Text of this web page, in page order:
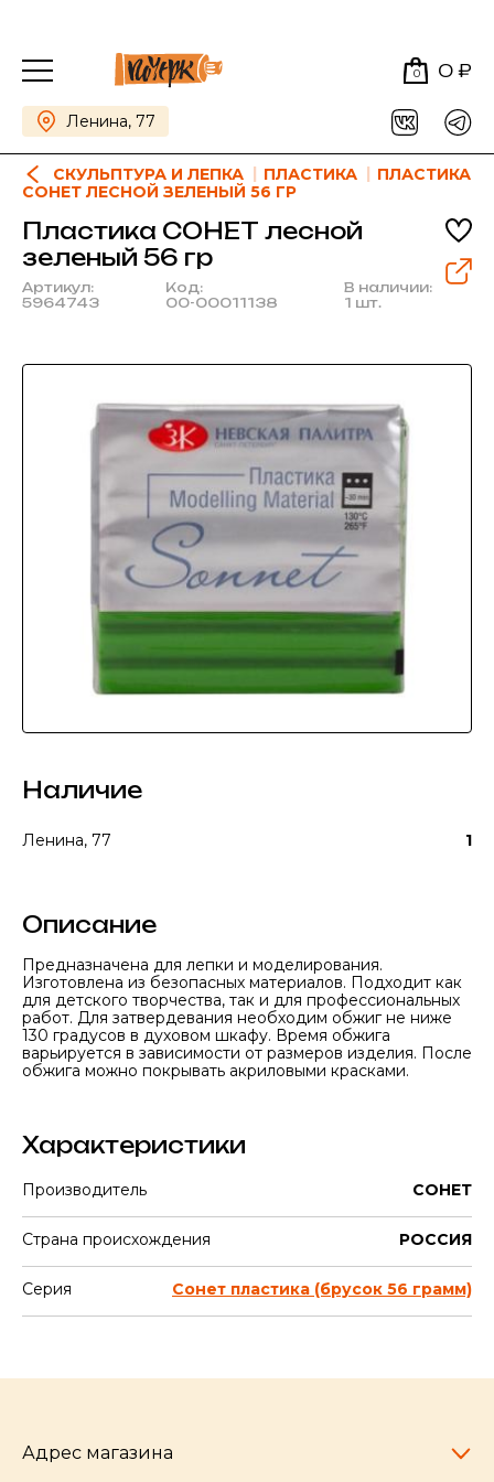
0 0 ₽
Ленина, 77
СКУЛЬПТУРА И ЛЕПКА ПЛАСТИКА
ПЛАСТИКА
СОНЕТ ЛЕСНОЙ ЗЕЛЕНЫЙ 56 ГР
Пластика СОНЕТ лесной
зеленый 56 гр
Артикул:
5964743
Код:
00-00011138
В наличии:
1 шт.
Наличие
Ленина, 77 1
Описание
Предназначена для лепки и моделирования.
Изготовлена из безопасных материалов. Подходит как
для детского творчества, так и для профессиональных
работ. Для затвердевания необходим обжиг не ниже
130 градусов в духовом шкафу. Время обжига
варьируется в зависимости от размеров изделия. После
обжига можно покрывать акриловыми красками.
Характеристики
Производитель СОНЕТ
Страна происхождения РОССИЯ
Серия Сонет пластика (брусок 56 грамм)
Адрес магазина